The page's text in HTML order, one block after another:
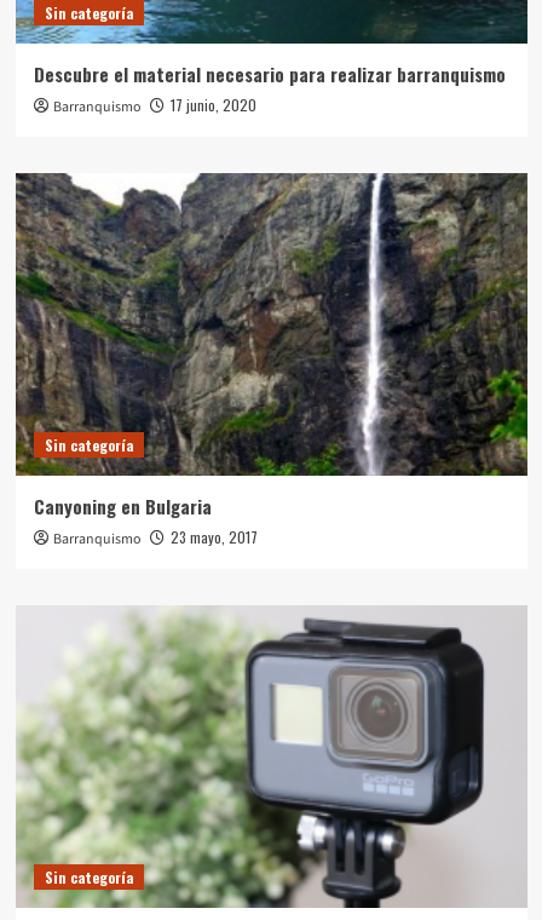
Sin categoría
Descubre el material necesario para realizar barranquismo
Barranquismo 17 junio, 2020
Sin categoría
Canyoning en Bulgaria
Barranquismo 23 mayo, 2017
Sin categoría